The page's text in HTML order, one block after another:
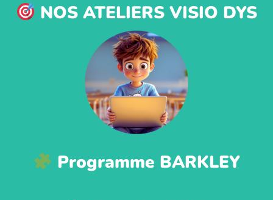
NOS ATELIERS VISIO DYS
Programme BARKLEY